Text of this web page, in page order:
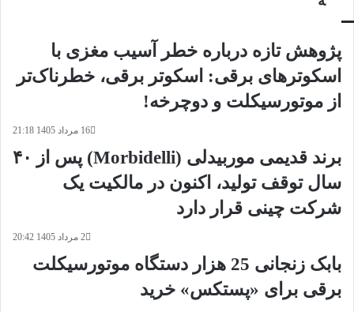
پژوهش تازه درباره خطر آسیب مغزی با
اسکوترهای برقی: اسکوتر برقی، خطرناک‌تر
از موتورسیکلت و دوچرخه!
16 مرداد 1405 21:18
برند قدیمی موربیدلی (Morbidelli) پس از ۴۰
سال توقف تولید، اکنون در مالکیت یک
شرکت چینی قرار دارد
2 مرداد 1405 20:42
بابک زنجانی 25 هزار دستگاه موتورسیکلت
برقی برای «پستکس» خرید